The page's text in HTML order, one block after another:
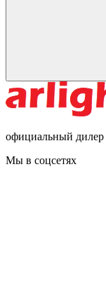
официальный
Мы в соцсетях